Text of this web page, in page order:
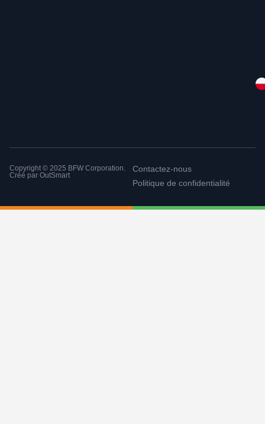
Copyright © 2025 BFW Corporation.
Créé par OutSmart
Contactez-nous
Politique de confidentialité